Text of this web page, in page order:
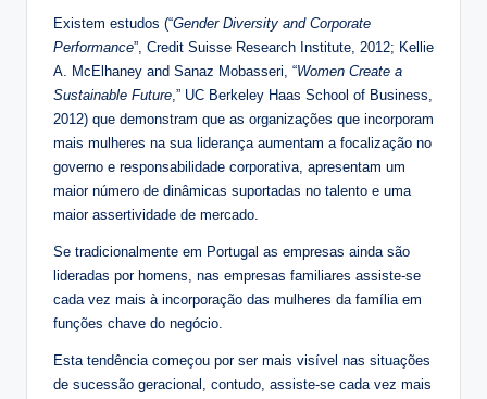
Existem estudos (“Gender Diversity and Corporate
Performance”, Credit Suisse Research Institute, 2012; Kellie
A. McElhaney and Sanaz Mobasseri, “Women Create a
Sustainable Future,” UC Berkeley Haas School of Business,
2012) que demonstram que as organizações que incorporam
mais mulheres na sua liderança aumentam a focalização no
governo e responsabilidade corporativa, apresentam um
maior número de dinâmicas suportadas no talento e uma
maior assertividade de mercado.
Se tradicionalmente em Portugal as empresas ainda são
lideradas por homens, nas empresas familiares assiste-se
cada vez mais à incorporação das mulheres da família em
funções chave do negócio.
Esta tendência começou por ser mais visível nas situações
de sucessão geracional, contudo, assiste-se cada vez mais